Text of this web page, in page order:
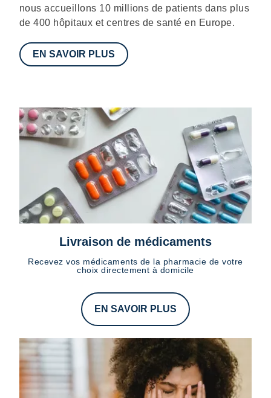
nous accueillons 10 millions de patients dans plus
de 400 hôpitaux et centres de santé en Europe.
EN SAVOIR PLUS
Livraison de médicaments
Recevez vos médicaments de la pharmacie de votre
choix directement à domicile
EN SAVOIR PLUS